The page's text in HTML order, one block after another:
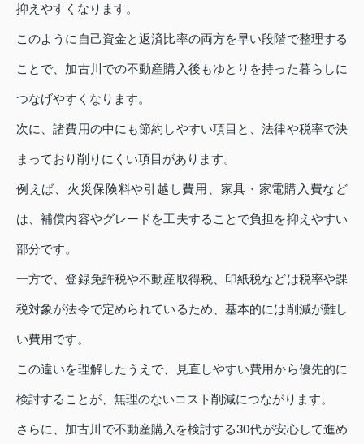
抑えやすくなります。
このように自己資金と返済比率の両方を早い段階で整理する
ことで、加古川での不動産購入後もゆとりを持った暮らしに
つなげやすくなります。
次に、諸費用の中にも節約しやすい項目と、法律や税率で決
まっており削りにくい項目があります。
例えば、火災保険料や引越し費用、家具・家電購入費など
は、補償内容やグレードを工夫することで負担を抑えやすい
部分です。
一方で、登録免許税や不動産取得税、印紙税などは税率や課
税対象が法令で定められているため、基本的には削減が難し
い費用です。
この違いを理解したうえで、見直しやすい費用から優先的に
検討することが、無理のないコスト削減につながります。
さらに、加古川で不動産購入を検討する30代が安心して進め